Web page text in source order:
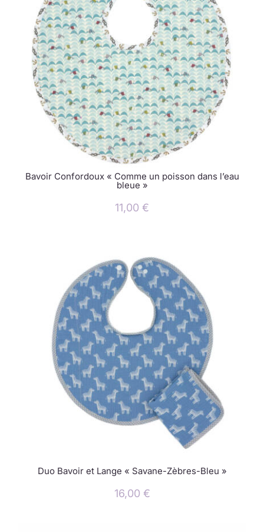
Bavoir Confordoux « Comme un poisson dans l’eau
bleue »
11,00 €
Duo Bavoir et Lange « Savane-Zèbres-Bleu »
16,00 €